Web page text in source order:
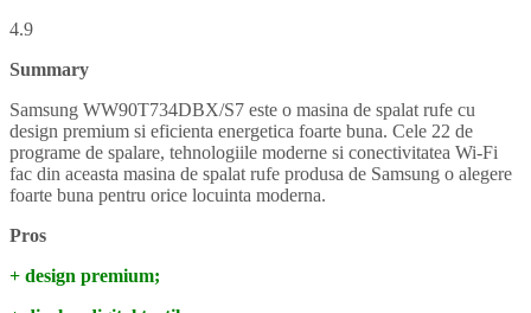
4.9
Summary
Samsung WW90T734DBX/S7 este o masina de spalat rufe cu
design premium si eficienta energetica foarte buna. Cele 22 de
programe de spalare, tehnologiile moderne si conectivitatea Wi-Fi
fac din aceasta masina de spalat rufe produsa de Samsung o alegere
foarte buna pentru orice locuinta moderna.
Pros
+ design premium;